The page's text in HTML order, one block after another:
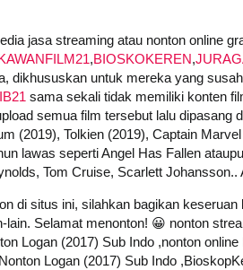
jasa streaming atau nonton online
,BIOSKOKEREN,
dikhususkan untuk mereka yang
sama sekali tidak memiliki konten
semua film tersebut lalu dipasang
(2019), Tolkien (2019), Captain
lawas seperti Angel Has Fallen
Tom Cruise, Scarlett Johansson..
di situs ini, silahkan bagikan
lain. Selamat menonton! 😀 nonton
Logan (2017) Sub Indo ,nonton
Logan (2017) Sub Indo